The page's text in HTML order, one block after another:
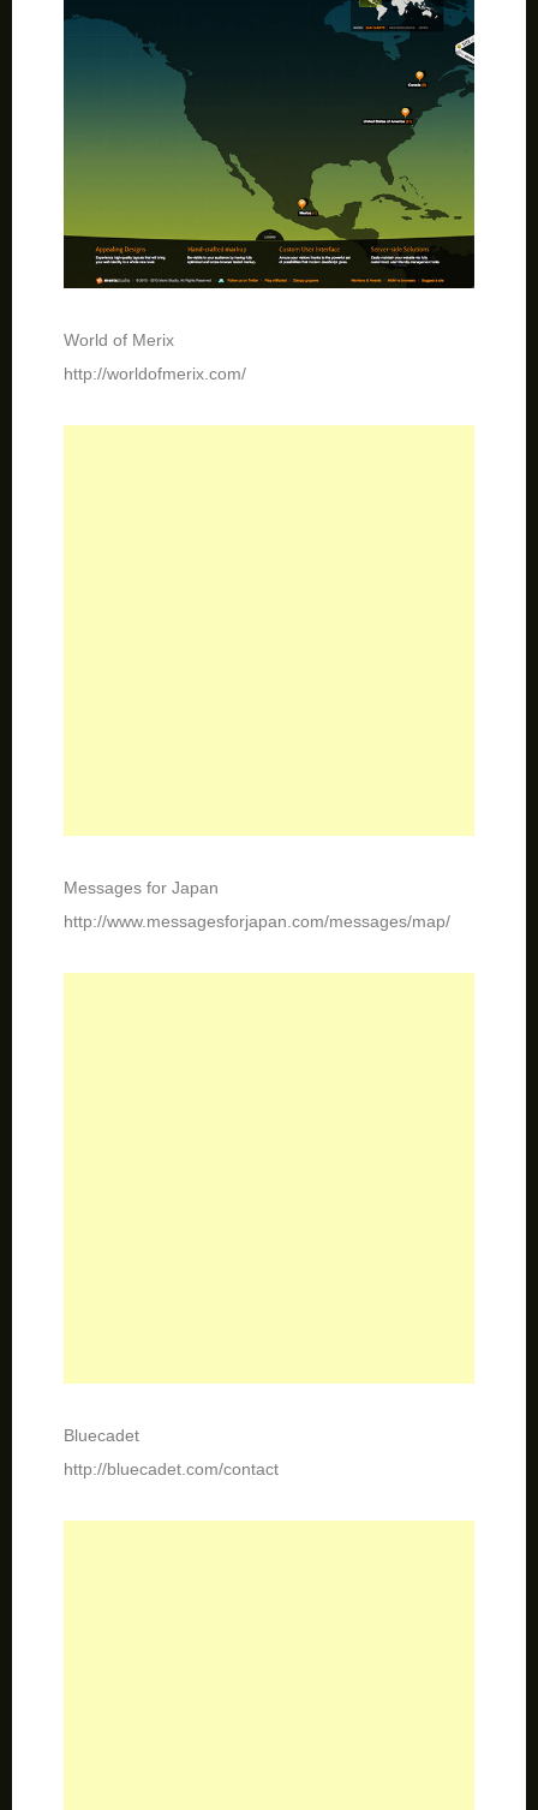
World of Merix
http://worldofmerix.com/
Messages for Japan
http://www.messagesforjapan.com/messages/map/
Bluecadet
http://bluecadet.com/contact